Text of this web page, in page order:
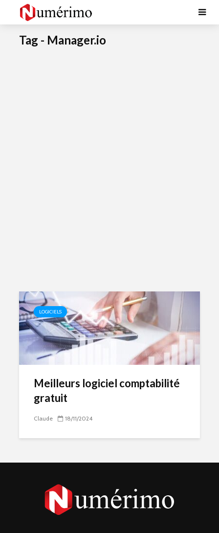
Tag - Manager.io
LOGICIELS
Meilleurs logiciel comptabilité
gratuit
Claude 18/11/2024